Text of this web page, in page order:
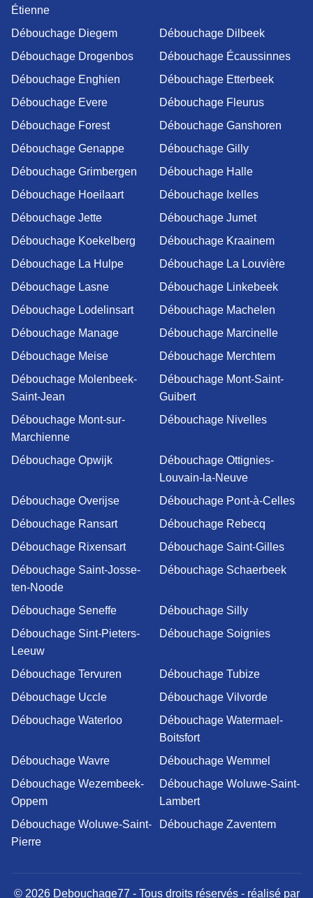
Étienne
Débouchage Diegem
Débouchage Dilbeek
Débouchage Drogenbos
Débouchage Écaussinnes
Débouchage Enghien
Débouchage Etterbeek
Débouchage Evere
Débouchage Fleurus
Débouchage Forest
Débouchage Ganshoren
Débouchage Genappe
Débouchage Gilly
Débouchage Grimbergen
Débouchage Halle
Débouchage Hoeilaart
Débouchage Ixelles
Débouchage Jette
Débouchage Jumet
Débouchage Koekelberg
Débouchage Kraainem
Débouchage La Hulpe
Débouchage La Louvière
Débouchage Lasne
Débouchage Linkebeek
Débouchage Lodelinsart
Débouchage Machelen
Débouchage Manage
Débouchage Marcinelle
Débouchage Meise
Débouchage Merchtem
Débouchage Molenbeek-
Saint-Jean
Débouchage Mont-Saint-
Guibert
Débouchage Mont-sur-
Marchienne
Débouchage Nivelles
Débouchage Opwijk
Débouchage Ottignies-
Louvain-la-Neuve
Débouchage Overijse
Débouchage Pont-à-Celles
Débouchage Ransart
Débouchage Rebecq
Débouchage Rixensart
Débouchage Saint-Gilles
Débouchage Saint-Josse-
ten-Noode
Débouchage Schaerbeek
Débouchage Seneffe
Débouchage Silly
Débouchage Sint-Pieters-
Leeuw
Débouchage Soignies
Débouchage Tervuren
Débouchage Tubize
Débouchage Uccle
Débouchage Vilvorde
Débouchage Waterloo
Débouchage Watermael-
Boitsfort
Débouchage Wavre
Débouchage Wemmel
Débouchage Wezembeek-
Oppem
Débouchage Woluwe-Saint-
Lambert
Débouchage Woluwe-Saint-
Pierre
Débouchage Zaventem
© 2026 Debouchage77 - Tous droits réservés - réalisé par